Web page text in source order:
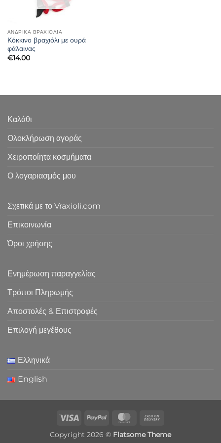
ΑΝΔΡΙΚΑ ΒΡΑΧΙΟΛΙΑ
Κόκκινο βραχιόλι με ουρά
φάλαινας
€14.00
Καλάθι
Ολοκλήρωση αγοράς
Χειροποίητα κοσμήματα
Ο λογαριασμός μου
Σχετικά με το Vraxioli.com
Επικοινωνία
Όροι χρήσης
Ενημέρωση παραγγελίας
Τρόποι Πληρωμής
Αποστολές & Επιστροφές
Επιλογή μεγέθους
Ελληνικά
English
Visa PayPal MasterCard
Delivery
Copyright 2026 © Flatsome Theme